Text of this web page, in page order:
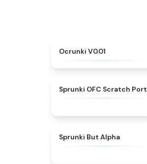
Ocrunki V0.01
★ 4.7
Sprunki OFC Scratch Port
Sprunki But Alpha